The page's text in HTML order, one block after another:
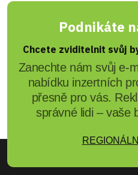
Podnikáte
Chcete zviditelnit svůj
Zanechte nám svůj e-
nabídku inzertních
přesně pro vás.
správné lidi – vaše